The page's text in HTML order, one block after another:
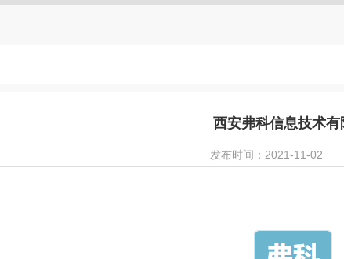
西安弗科信息技术有
发布时间：2021-11-02